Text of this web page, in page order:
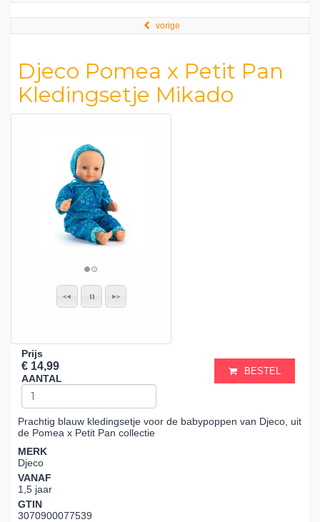
vorige
Djeco Pomea x Petit Pan
Kledingsetje Mikado
Prijs
€ 14,99
AANTAL
BESTEL
Prachtig blauw kledingsetje voor de babypoppen van Djeco, uit
de Pomea x Petit Pan collectie
MERK
Djeco
VANAF
1,5 jaar
GTIN
3070900077539